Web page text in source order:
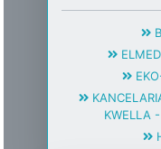
KWELLA